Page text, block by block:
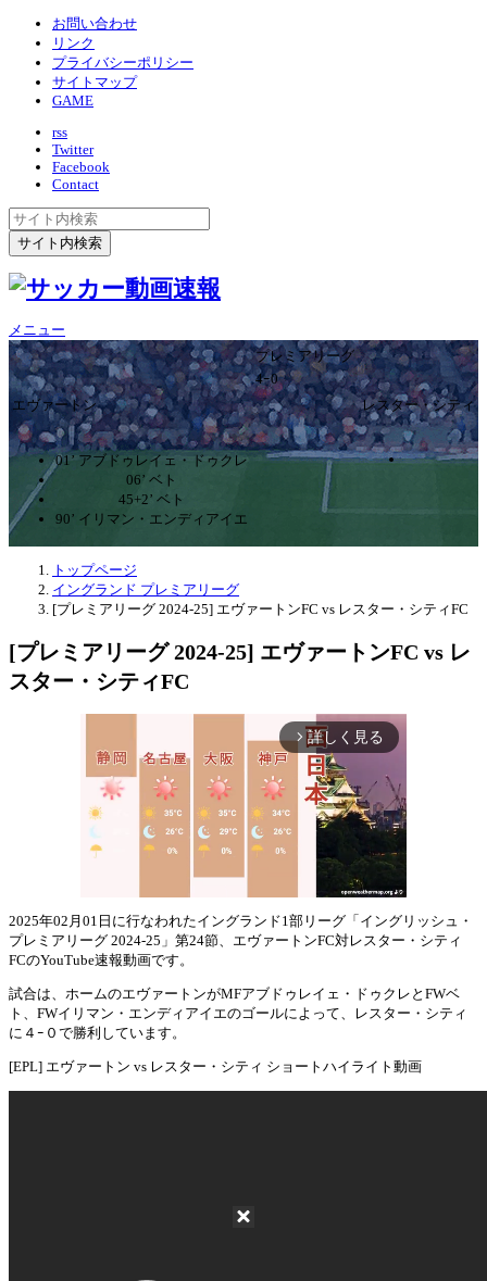
お問い合わせ
リンク
プライバシーポリシー
サイトマップ
GAME
rss
Twitter
Facebook
Contact
メニュー
プレミアリーグ
4ｰ0
エヴァートン
レスター・シティ
01’ アブドゥレイェ・ドゥクレ
06’ ベト
45+2’ ベト
90’ イリマン・エンディアイエ
トップページ
イングランド プレミアリーグ
[プレミアリーグ 2024-25] エヴァートンFC vs レスター・シティFC
[プレミアリーグ 2024-25] エヴァートンFC vs レ
スター・シティFC
arrow_forward_ios 詳しく見る
2025年02月01日に行なわれたイングランド1部リーグ「イングリッシュ・
プレミアリーグ 2024-25」第24節、エヴァートンFC対レスター・シティ
FCのYouTube速報動画です。
試合は、ホームのエヴァートンがMFアブドゥレイェ・ドゥクレとFWベ
ト、FWイリマン・エンディアイエのゴールによって、レスター・シティ
に４ｰ０で勝利しています。
[EPL] エヴァートン vs レスター・シティ ショートハイライト動画